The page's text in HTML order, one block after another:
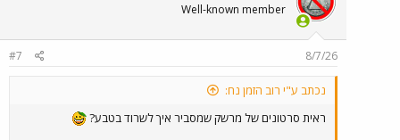
Well-known member
8/7/26
#7
נכתב ע"י רוב הזמן נח:
ראית סרטונים של מרשק שמסביר איך לשרוד בטבע?